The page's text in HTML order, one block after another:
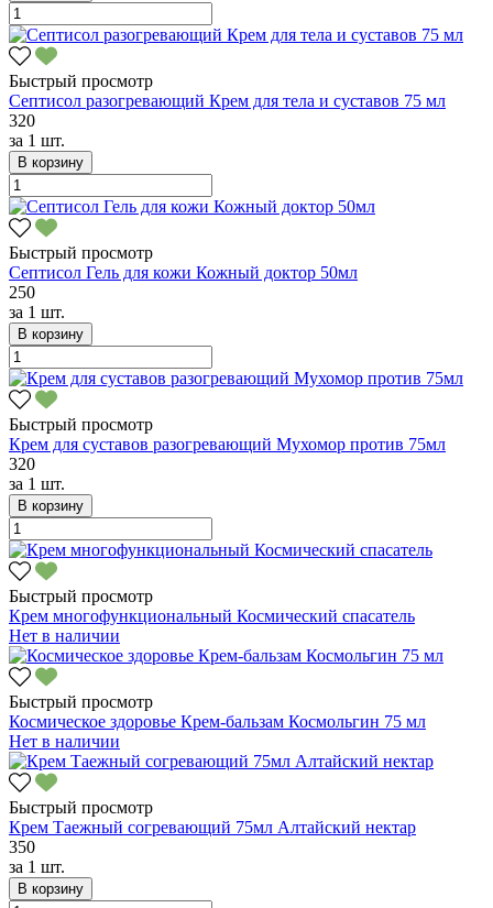
Быстрый просмотр
Септисол разогревающий Крем для тела и суставов 75 мл
320
за 1 шт.
В корзину
Быстрый просмотр
Септисол Гель для кожи Кожный доктор 50мл
250
за 1 шт.
В корзину
Быстрый просмотр
Крем для суставов разогревающий Мухомор против 75мл
320
за 1 шт.
В корзину
Быстрый просмотр
Крем многофункциональный Космический спасатель
Нет в наличии
Быстрый просмотр
Космическое здоровье Крем-бальзам Космольгин 75 мл
Нет в наличии
Быстрый просмотр
Крем Таежный согревающий 75мл Алтайский нектар
350
за 1 шт.
В корзину